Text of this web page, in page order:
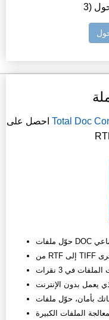
Total Doc